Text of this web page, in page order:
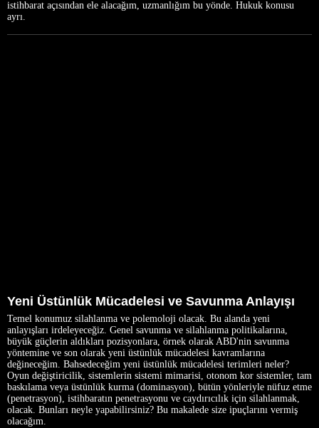
istihbarat açısından ele alacağım, uzmanlığım bu yönde. Hukuk konusu
ayrı.
Yeni Üstünlük Mücadelesi ve Savunma Anlayışı
Temel konumuz silahlanma ve polemoloji olacak. Bu alanda yeni
anlayışları irdeleyeceğiz. Genel savunma ve silahlanma politikalarına,
büyük güçlerin aldıkları pozisyonlara, örnek olarak ABD'nin savunma
yöntemine ve son olarak yeni üstünlük mücadelesi kavramlarına
değineceğim. Bahsedeceğim yeni üstünlük mücadelesi terimleri neler?
Oyun değiştiricilik, sistemlerin sistemi mimarisi, otonom kor sistemler, tam
baskılama veya üstünlük kurma (dominasyon), bütün yönleriyle nüfuz etme
(penetrasyon), istihbaratın penetrasyonu ve caydırıcılık için silahlanmak,
olacak. Bunları neyle yapabilirsiniz? Bu makalede size ipuçlarını vermiş
olacağım.